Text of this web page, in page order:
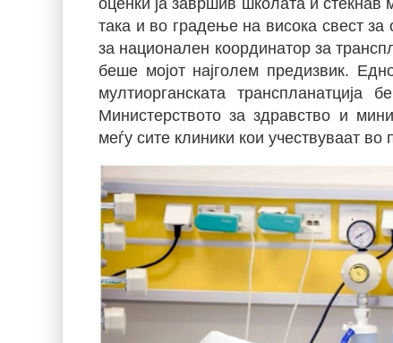
оценки ја завршив школата и стекнав
така и во градење на висока свест
за национален координатор за
беше мојот најголем предизвик.
мултиорганската
Министерството за здравство и
меѓу сите клиники кои учествуваат